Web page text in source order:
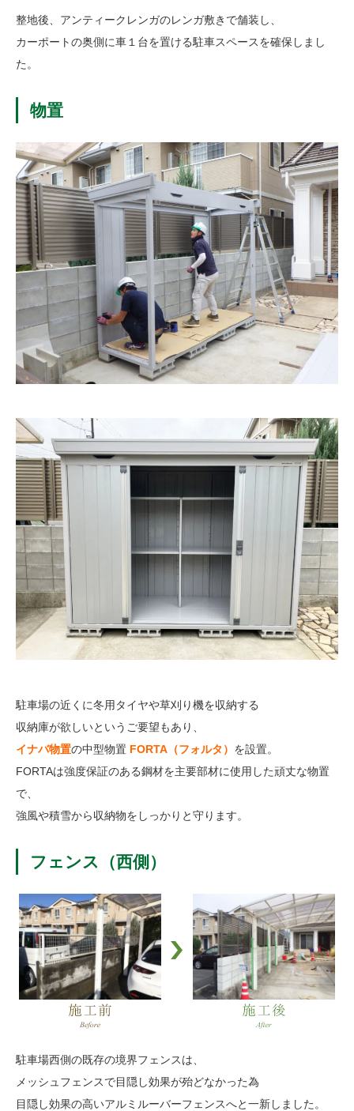
整地後、アンティークレンガのレンガ敷きで舗装し、
カーポートの奥側に車１台を置ける駐車スペースを確保しまし
た。
物置
駐車場の近くに冬用タイヤや草刈り機を収納する
収納庫が欲しいというご要望もあり、
イナバ物置の中型物置 FORTA（フォルタ） を設置。
FORTAは強度保証のある鋼材を主要部材に使用した頑丈な物置
で、
強風や積雪から収納物をしっかりと守ります。
フェンス（西側）
駐車場西側の既存の境界フェンスは、
メッシュフェンスで目隠し効果が殆どなかった為
目隠し効果の高いアルミルーバーフェンスへと一新しました。